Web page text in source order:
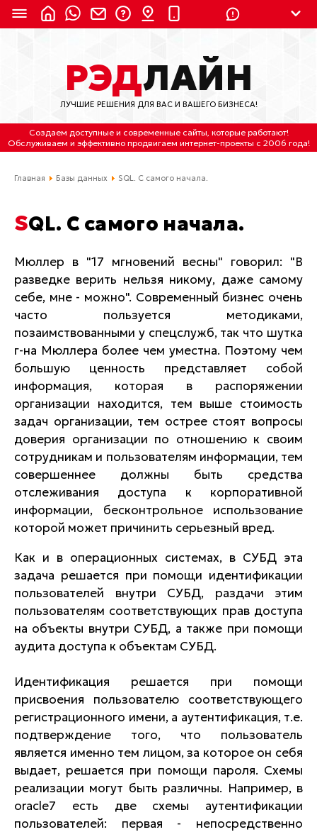
8 (800) 550-9899 (с 2:30 до 11:30 по
Мск)
Бесплатно по России
(4212) 658-653
(4212) 637-673
Отдельный вход \ Левый торец здания
info@lred.ru
Все контакты
РЭДЛАЙН
ЛУЧШИЕ РЕШЕНИЯ ДЛЯ ВАС И ВАШЕГО БИЗНЕСА!
Создаем доступные и современные сайты, которые работают!
Обслуживаем и эффективно продвигаем интернет-проекты с 2006 года!
Главная Базы данных SQL. С самого начала.
SQL. С самого начала.
Мюллер в "17 мгновений весны" говорил: "В
разведке верить нельзя никому, даже самому
себе, мне - можно". Современный бизнес очень
часто пользуется методиками,
позаимствованными у спецслужб, так что шутка
г-на Мюллера более чем уместна. Поэтому чем
большую ценность представляет собой
информация, которая в распоряжении
организации находится, тем выше стоимость
задач организации, тем острее стоят вопросы
доверия организации по отношению к своим
сотрудникам и пользователям информации, тем
совершеннее должны быть средства
отслеживания доступа к корпоративной
информации, бесконтрольное использование
которой может причинить серьезный вред.
Как и в операционных системах, в СУБД эта
задача решается при помощи идентификации
пользователей внутри СУБД, раздачи этим
пользователям соответствующих прав доступа
на объекты внутри СУБД, а также при помощи
аудита доступа к объектам СУБД.
Идентификация решается при помощи
присвоения пользователю соответствующего
регистрационного имени, а аутентификация, т.е.
подтверждение того, что пользователь
является именно тем лицом, за которое он себя
выдает, решается при помощи пароля. Схемы
реализации могут быть различны. Например, в
oracle7 есть две схемы аутентификации
пользователей: первая - непосредственно